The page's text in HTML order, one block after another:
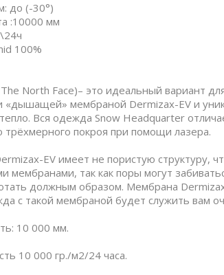
до (-30°)
:10000 мм
100%
North Face)– это идеальный вариант
мембраной Dermizax-EV и
Вся одежда Snow Headquarter
трёхмерного покроя при помощи лазера.
EV имеет не пористую структуру,
мембранами, так как поры могут
должным образом. Мембрана
с такой мембраной будет служить вам
10 000 мм.
10 000 гр./м2/24 часа.